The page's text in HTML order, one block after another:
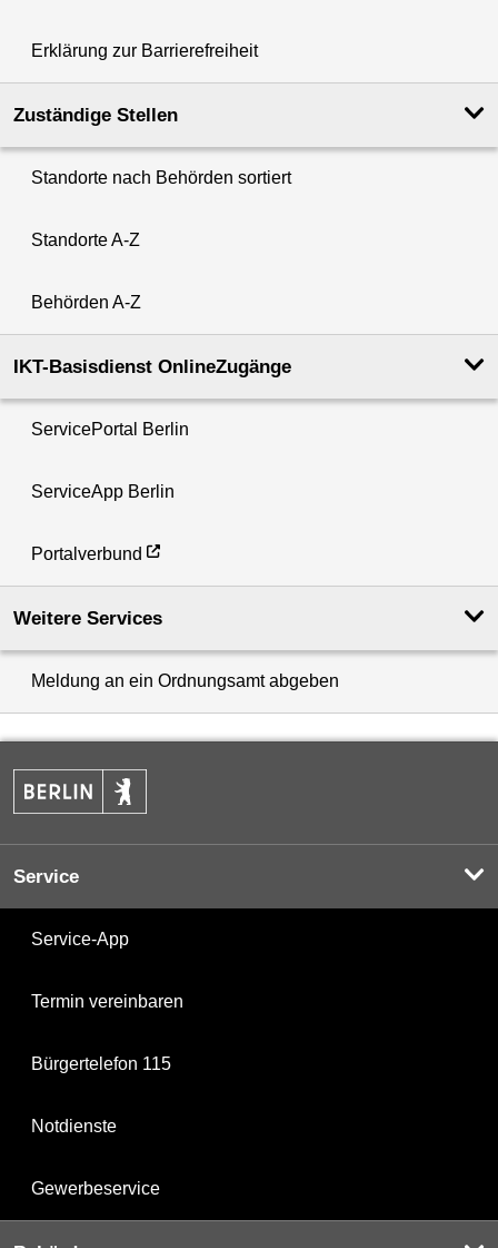
Erklärung zur Barrierefreiheit
Zuständige Stellen
Standorte nach Behörden sortiert
Standorte A-Z
Behörden A-Z
IKT-Basisdienst OnlineZugänge
ServicePortal Berlin
ServiceApp Berlin
Portalverbund
Weitere Services
Meldung an ein Ordnungsamt abgeben
Service
Service-App
Termin vereinbaren
Bürgertelefon 115
Notdienste
Gewerbeservice